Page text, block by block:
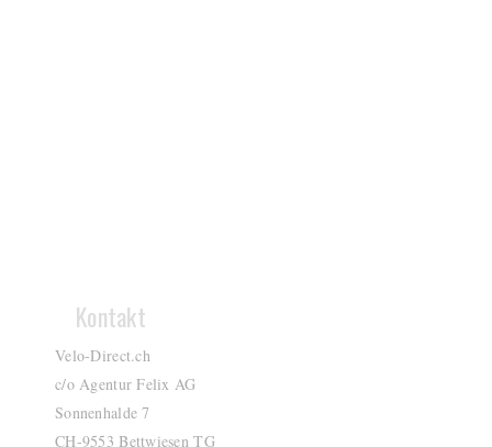
Kontakt
Velo-Direct.ch
c/o Agentur Felix AG
Sonnenhalde 7
CH-9553 Bettwiesen TG